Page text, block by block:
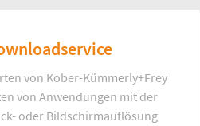
von Kober-Kümmerly+Frey
von Anwendungen mit der
oder Bildschirmauflösung